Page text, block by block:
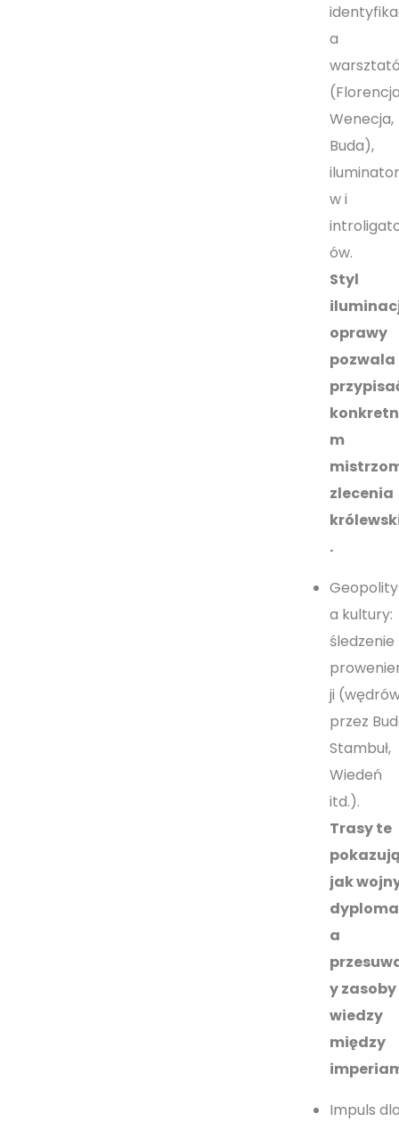
a
Wenecja,
Buda),
w i
ów.
Styl
oprawy
pozwala
m
zlecenia
.
a kultury:
śledzenie
ji
przez
Stambuł,
Wiedeń
itd.).
Trasy te
jak
a
y zasoby
wiedzy
między
Impuls